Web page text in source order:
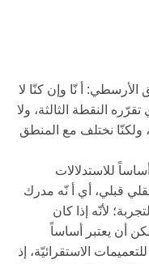
أ نّا وإن كنّا لا
النقطة الثالثة، ولا
نختلف مع المنطق
للاستدلالات
عقلي قبلي، أي أ نّه مدرك
لأنّه إذا كان
أن يعتبر أساساً
الاستقرائيّة، إذ